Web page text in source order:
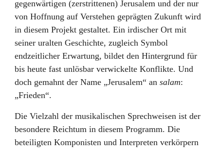
gegenwärtigen (zerstrittenen) Jerusalem und der nur
von Hoffnung auf Verstehen geprägten Zukunft wird
in diesem Projekt gestaltet. Ein irdischer Ort mit
seiner uralten Geschichte, zugleich Symbol
endzeitlicher Erwartung, bildet den Hintergrund für
bis heute fast unlösbar verwickelte Konflikte. Und
doch gemahnt der Name „Jerusalem“ an salam:
„Frieden“.
Die Vielzahl der musikalischen Sprechweisen ist der
besondere Reichtum in diesem Programm. Die
beteiligten Komponisten und Interpreten verkörpern